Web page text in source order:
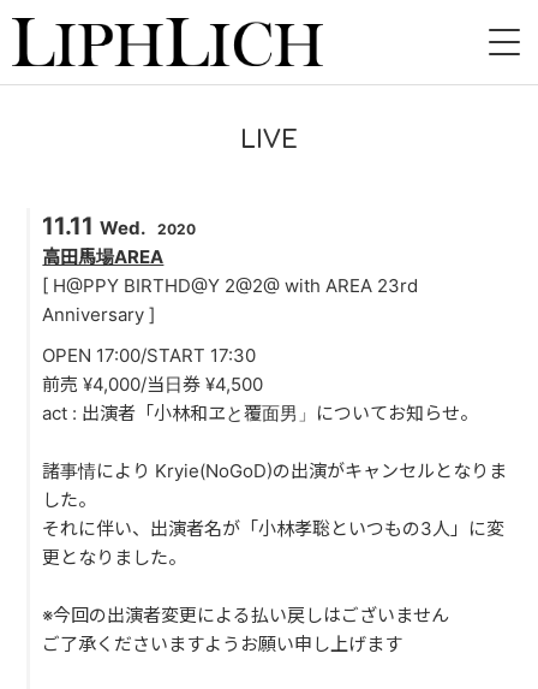
LIVE
INSTORE
VIDEO
BLOG
PAST LIVE
GOODS
LIVE
11.11 Wed. 2020
高田馬場AREA
[ H@PPY BIRTHD@Y 2@2@ with AREA 23rd
Anniversary ]
OPEN 17:00/START 17:30
前売 ¥4,000/当日券 ¥4,500
act : 出演者「小林和ヱと覆面男」についてお知らせ。
諸事情により Kryie(NoGoD)の出演がキャンセルとなりま
した。
それに伴い、出演者名が「小林孝聡といつもの3人」に変
更となりました。
※今回の出演者変更による払い戻しはございません
ご了承くださいますようお願い申し上げます